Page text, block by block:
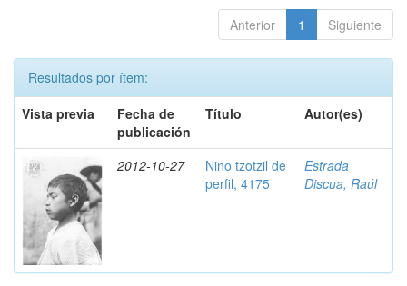
Anterior 1 Siguiente
Resultados por ítem:
Vista previa
Fecha de
publicación
Título Autor(es)
2012-10-27
Nino tzotzil de
perfil, 4175
Estrada
Discua, Raúl